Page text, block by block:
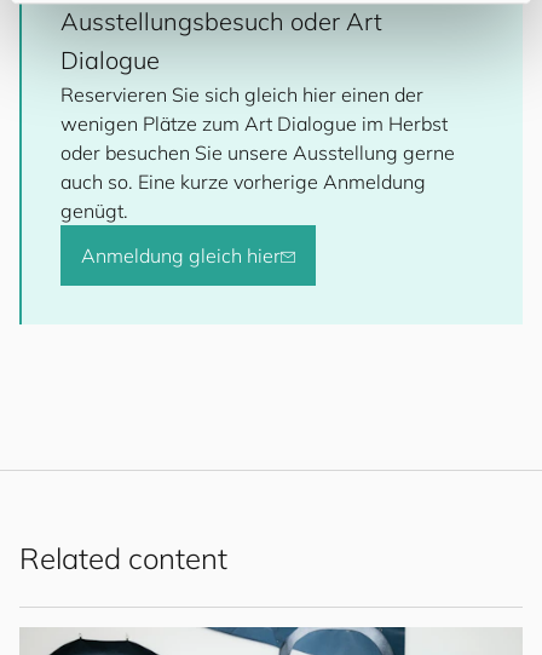
Ausstellungsbesuch oder Art
Dialogue
Reservieren Sie sich gleich hier einen der
wenigen Plätze zum Art Dialogue im Herbst
oder besuchen Sie unsere Ausstellung gerne
auch so. Eine kurze vorherige Anmeldung
genügt.
Anmeldung gleich hier
Related content